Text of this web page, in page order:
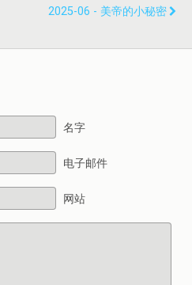
2025-06 - 美帝的小秘密
名字
电子邮件
网站